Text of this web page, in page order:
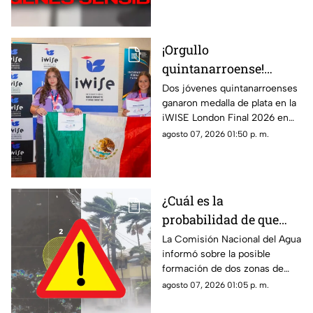
¡Orgullo
quintanarroense!
Jóvenes GANAN la
plata en la competencia
iWISE London Final
2026
Dos jóvenes quintanarroenses
ganaron medalla de plata en la
iWISE London Final 2026 en
donde participaron más de
agosto 07, 2026 01:50 p. m.
¿Cuál es la
probabilidad de que
'Hernan' se forme esta
semana? Vigilan zonas
de baja presión con
potencial de desarrollo
La Comisión Nacional del Agua
informó sobre la posible
formación de dos zonas de
baja presión con potencial de
agosto 07, 2026 01:05 p. m.